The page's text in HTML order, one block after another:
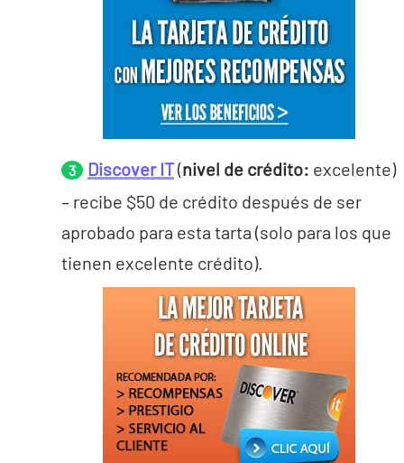
Discover IT(nivel de crédito: excelente)
– recibe $50 de crédito después de ser
aprobado para esta tarta (solo para los que
tienen excelente crédito).